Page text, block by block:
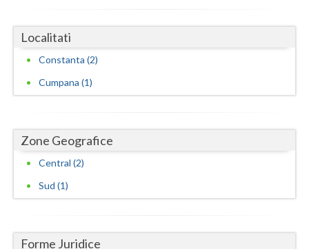
Salaj
Suceava
Teleorman
Timis
Valcea
Localitati
Constanta (2)
Cumpana (1)
Zone Geografice
Central (2)
Sud (1)
Forme Juridice